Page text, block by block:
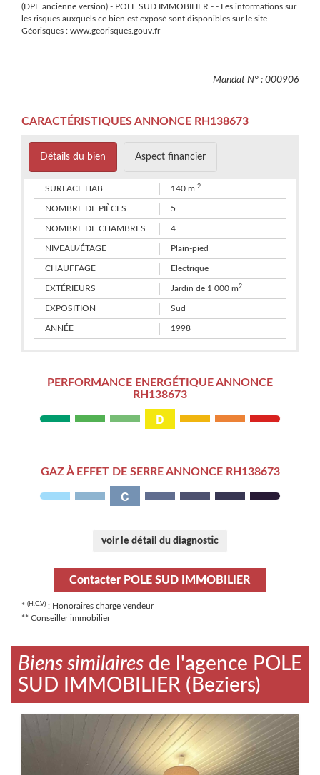
(DPE ancienne version) - POLE SUD IMMOBILIER - - Les informations sur
les risques auxquels ce bien est exposé sont disponibles sur le site
Géorisques : www.georisques.gouv.fr
Mandat N° : 000906
CARACTÉRISTIQUES ANNONCE RH138673
Détails du bien Aspect financier
SURFACE HAB. 140 m 2
NOMBRE DE PIÈCES 5
NOMBRE DE CHAMBRES 4
NIVEAU/ÉTAGE Plain-pied
CHAUFFAGE Electrique
EXTÉRIEURS Jardin de 1 000 m2
EXPOSITION Sud
ANNÉE 1998
PERFORMANCE ENERGÉTIQUE ANNONCE
RH138673
D
GAZ À EFFET DE SERRE ANNONCE RH138673
C
voir le détail du diagnostic
Contacter POLE SUD IMMOBILIER
* (H.C.V) : Honoraires charge vendeur
** Conseiller immobilier
Biens similaires de l'agence POLE
SUD IMMOBILIER (Beziers)